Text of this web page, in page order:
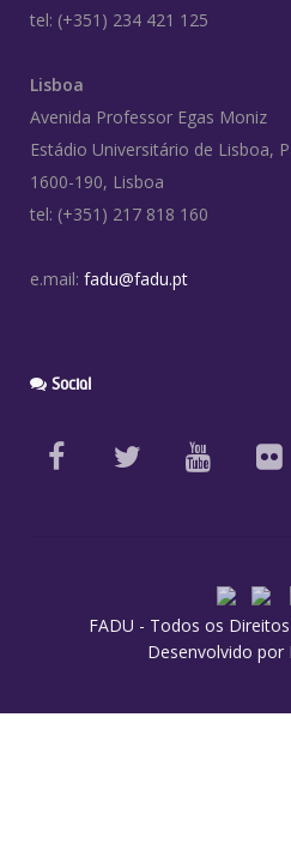
tel: (+351) 234 421 125
Lisboa
Avenida Professor Egas Moniz
Estádio Universitário de Lisboa,
1600-190, Lisboa
tel: (+351) 217 818 160
e.mail: fadu@fadu.pt
Social
FADU - Todos os
Desenvolvido por